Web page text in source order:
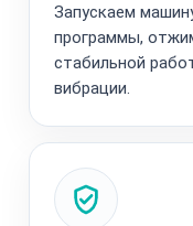
Запускаем
программы,
стабильной
вибрации.